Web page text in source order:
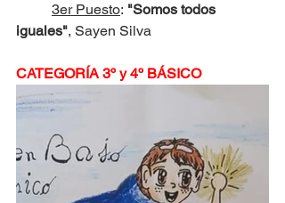
3er Puesto: "Somos todos
iguales", Sayen Silva
CATEGORÍA 3º y 4º BÁSICO